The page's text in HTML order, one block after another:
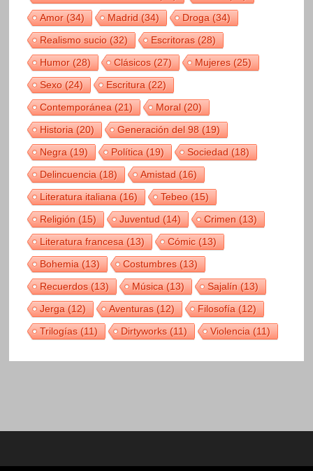
Amor(34) Madrid(34) Droga(34)
Realismo sucio(32) Escritoras(28)
Humor(28) Clásicos(27) Mujeres(25)
Sexo(24) Escritura(22)
Contemporánea(21) Moral(20)
Historia(20) Generación del 98(19)
Negra(19) Política(19) Sociedad(18)
Delincuencia(18) Amistad(16)
Literatura italiana(16) Tebeo(15)
Religión(15) Juventud(14) Crimen(13)
Literatura francesa(13) Cómic(13)
Bohemia(13) Costumbres(13)
Recuerdos(13) Música(13) Sajalín(13)
Jerga(12) Aventuras(12) Filosofía(12)
Trilogías(11) Dirtyworks(11) Violencia(11)